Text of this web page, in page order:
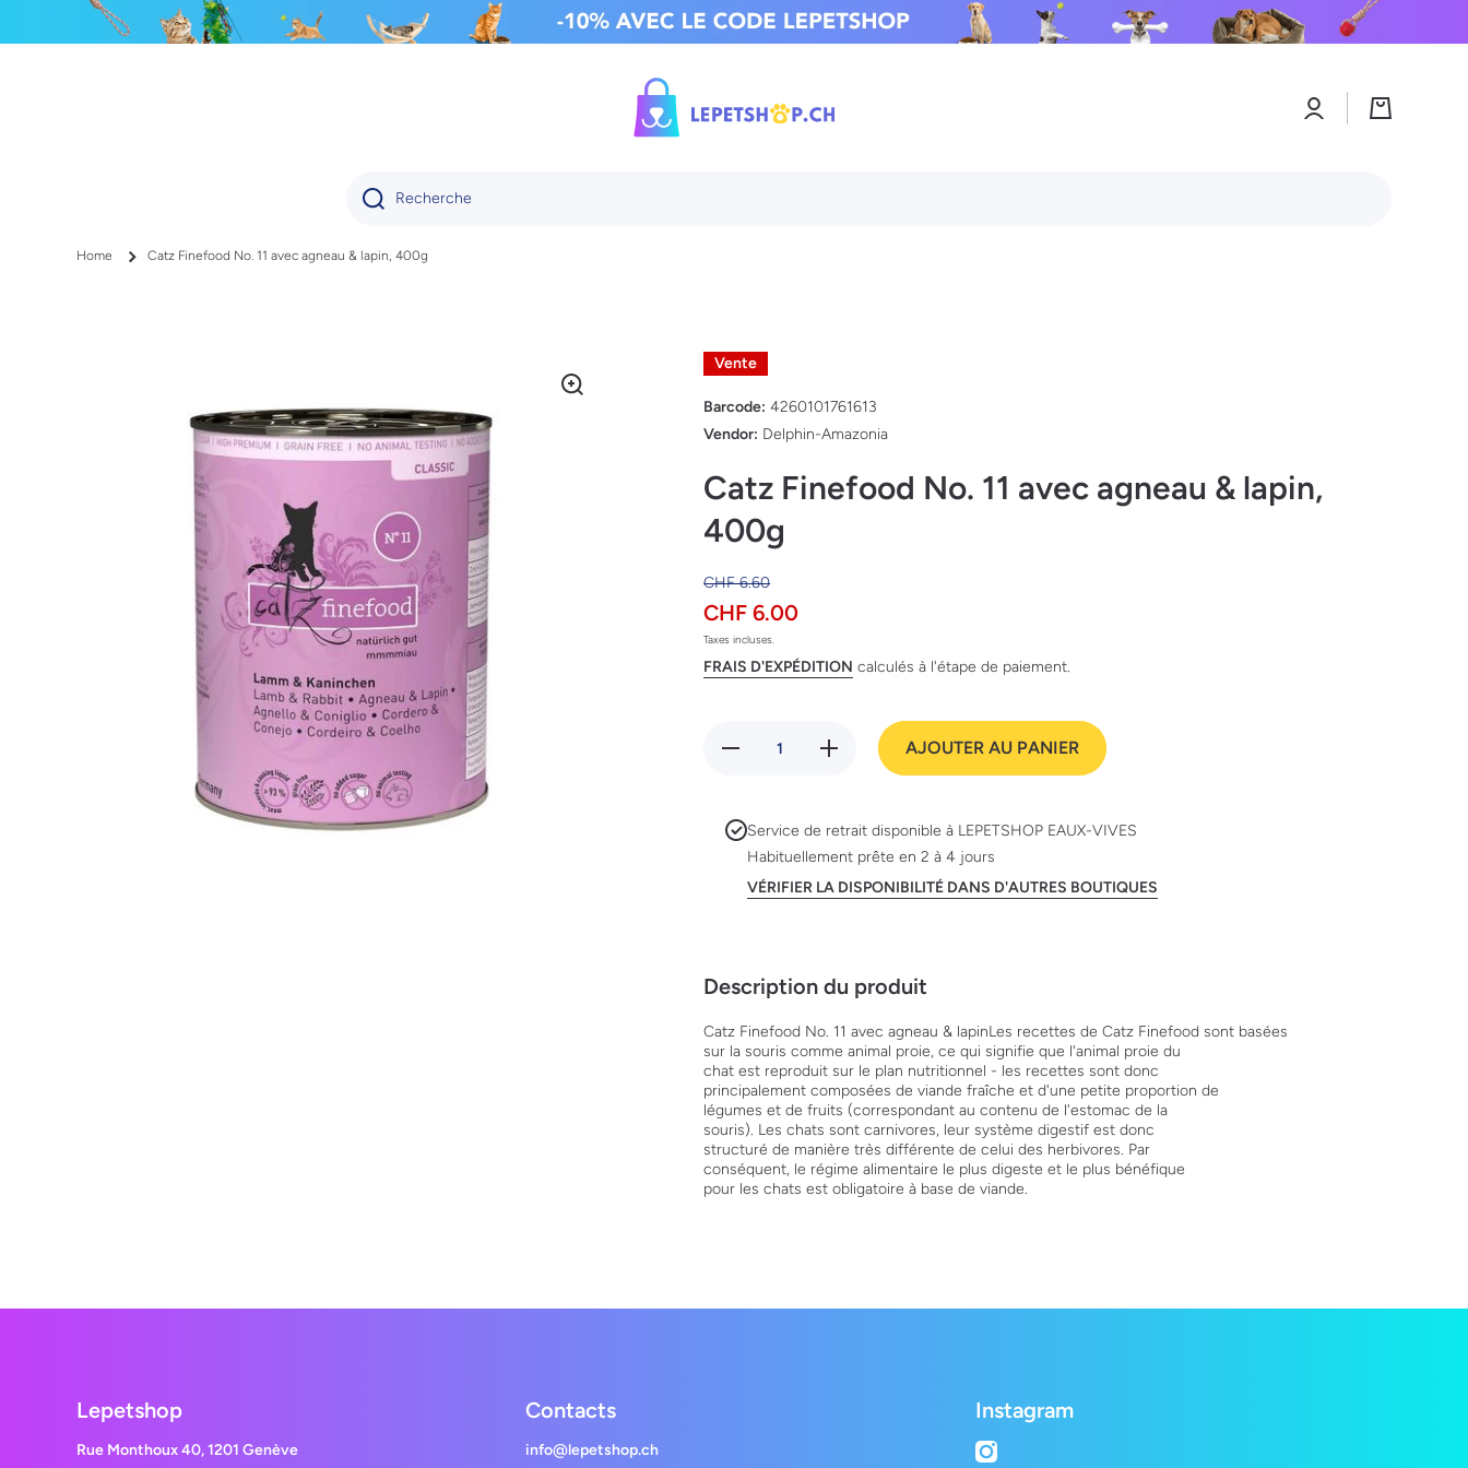
IGNORER ET PASSER AU CONTENU
ConnexionPanier
Recherche
Home Catz Finefood No. 11 avec agneau & lapin, 400g
Vente
Barcode: 4260101761613
Vendor: Delphin-Amazonia
Catz Finefood No. 11 avec agneau & lapin,
400g
CHF 6.60
CHF 6.00
Taxes incluses.
FRAIS D'EXPÉDITION calculés à l'étape de paiement.
Réduire
No. 11
avec
agneau
&amp;
lapin,
Augmenter
la quantité
avec
&amp;
AJOUTER AU PANIER
Service de retrait disponible à LEPETSHOP EAUX-VIVES
Habituellement prête en 2 à 4 jours
VÉRIFIER LA DISPONIBILITÉ DANS D'AUTRES BOUTIQUES
Description du produit
Catz Finefood No. 11 avec agneau & lapinLes recettes de Catz Finefood sont basées
sur la souris comme animal proie, ce qui signifie que l'animal proie du
chat est reproduit sur le plan nutritionnel - les recettes sont donc
principalement composées de viande fraîche et d'une petite proportion de
légumes et de fruits (correspondant au contenu de l'estomac de la
souris). Les chats sont carnivores, leur système digestif est donc
structuré de manière très différente de celui des herbivores. Par
conséquent, le régime alimentaire le plus digeste et le plus bénéfique
pour les chats est obligatoire à base de viande.
Lepetshop
Rue Monthoux 40, 1201 Genève
Contacts
info@lepetshop.ch
Instagram
instagramcom/lepetshopch/